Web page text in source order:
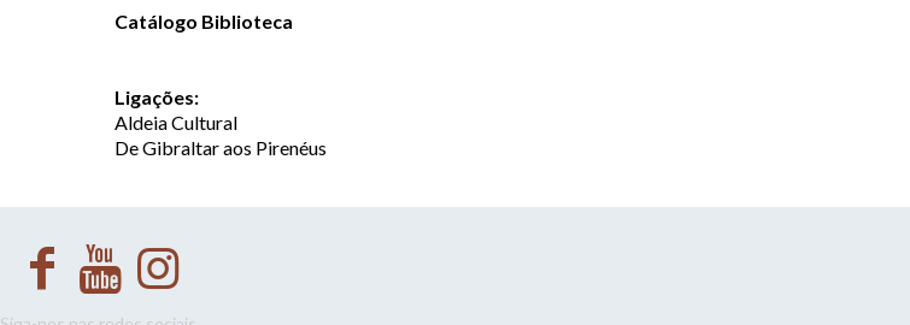
Catálogo Biblioteca
Ligações:
Aldeia Cultural
De Gibraltar aos Pirenéus